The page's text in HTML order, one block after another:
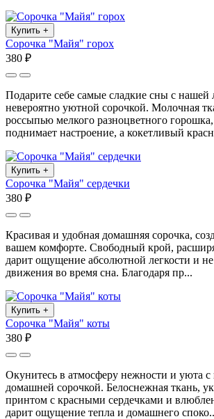
Купить +
Сорочка "Майя" горох
380 ₽
Подарите себе самые сладкие сны с нашей
невероятно уютной сорочкой. Молочная
россыпью мелкого разноцветного
поднимает настроение, а кокетливый
Купить +
Сорочка "Майя" сердечки
380 ₽
Красивая и удобная домашняя сорочка,
вашем комфорте. Свободный крой,
дарит ощущение абсолютной легкости и
движения во время сна. Благодаря пр...
Купить +
Сорочка "Майя" коты
380 ₽
Окунитесь в атмосферу нежности и уюта с
домашней сорочкой. Белоснежная ткань,
принтом с красными сердечками и
дарит ощущение тепла и домашнего